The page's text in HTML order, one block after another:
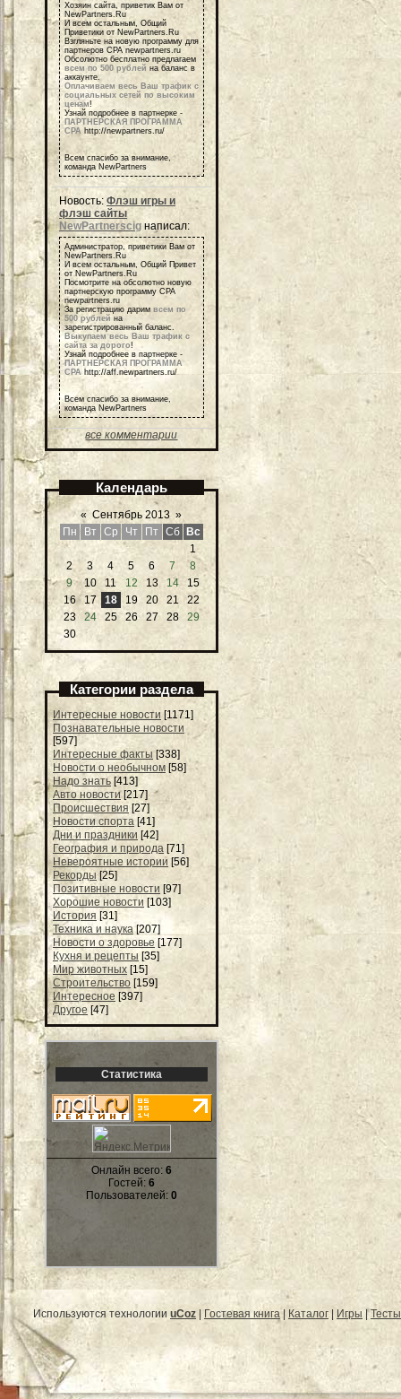
Хозяин сайта, приветик Вам от
NewPartners.Ru
И всем остальным, Общий
Приветики от NewPartners.Ru
Взгляньте на новую программу для
партнеров СРА newpartners.ru
Обсолютно бесплатно предлагаем
всем по 500 рублей на баланс в
аккаунте.
Оплачиваем весь Ваш трафик с
социальных сетей по высоким
ценам!
Узнай подробнее в партнерке -
ПАРТНЕРСКАЯ ПРОГРАММА
СРА http://newpartners.ru/
Всем спасибо за внимание,
команда NewPartners
Новость: Флэш игры и
флэш сайты
NewPartnerscig написал:
Администратор, приветики Вам от
NewPartners.Ru
И всем остальным, Общий Привет
от NewPartners.Ru
Посмотрите на обсолютно новую
партнерскую программу СРА
newpartners.ru
За регистрацию дарим всем по
500 рублей на
зарегистрированный баланс.
Выкупаем весь Ваш трафик с
сайта за дорого!
Узнай подробнее в партнерке -
ПАРТНЕРСКАЯ ПРОГРАММА
СРА http://aff.newpartners.ru/
Всем спасибо за внимание,
команда NewPartners
все комментарии
Календарь
« Сентябрь 2013 »
Пн
Вт Ср Чт Пт Сб
Вс
1
2
3 4 5 6 7
8
9
10 11 12 13 14
15
16
17 18 19 20 21
22
23
24 25 26 27 28
29
30
Категории раздела
Интересные новости [1171]
Познавательные новости
[597]
Интересные факты [338]
Новости о необычном [58]
Надо знать [413]
Авто новости [217]
Происшествия [27]
Новости спорта [41]
Дни и праздники [42]
География и природа [71]
Невероятные истории [56]
Рекорды [25]
Позитивные новости [97]
Хорошие новости [103]
История [31]
Техника и наука [207]
Новости о здоровье [177]
Кухня и рецепты [35]
Мир животных [15]
Строительство [159]
Интересное [397]
Другое [47]
Статистика
Онлайн всего: 6
Гостей: 6
Пользователей: 0
Используются технологии uCoz Гостевая книга| Каталог Игры |Тесты